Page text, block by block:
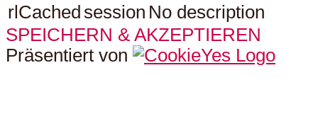
rlCached session No description
SPEICHERN & AKZEPTIEREN
Präsentiert von